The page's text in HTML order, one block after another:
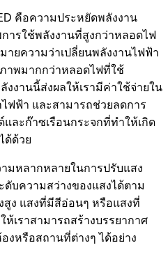
คือความประหยัดพลังงาน
ารใช้พลังงานที่สูงกว่าหลอดไฟ
ายความว่าเปลี่ยนพลังงานไฟฟ้า
าพมากกว่าหลอดไฟที่ใช้
งงานนี้ส่งผลให้เรามีค่าใช้จ่ายใน
ไฟฟ้า และสามารถช่วยลดการ
ละก๊าซเรือนกระจกที่ทำให้เกิด
ด้ด้วย
มหลากหลายในการปรับแสง
ดับความสว่างของแสงได้ตาม
สูง แสงที่มีสีอ่อนๆ หรือแสงที่
เราสามารถสร้างบรรยากาศ
งหรือสถานที่ต่างๆ ได้อย่าง